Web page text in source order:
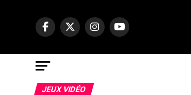
JEUX VIDÉO